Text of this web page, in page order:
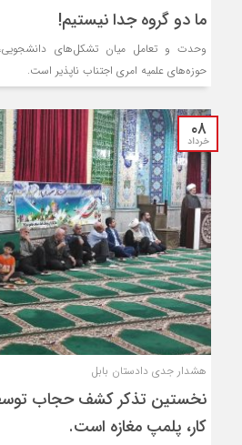
ما دو گروه جدا نیستیم!
وحدت و تعامل میان تشکل‌های
حوزه‌های علمیه امری اجتناب ناپذیر است.
۰۸
خرداد
هشدار جدی دادستان بابل
نخستین تذکر کشف حجاب
کار، پلمپ مغازه است.